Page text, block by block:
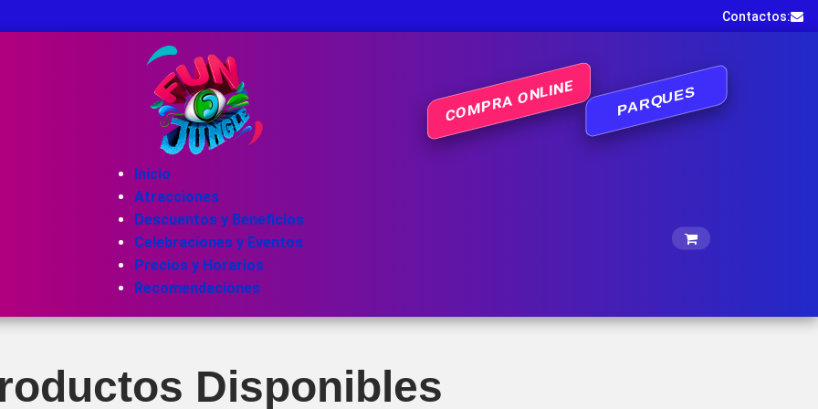
Contactos:
COMPRA ONLINE PARQUES
Inicio
Atracciones
Descuentos y Beneficios
Celebraciones y Eventos
Precios y Horarios
Recomendaciones
Disponibles